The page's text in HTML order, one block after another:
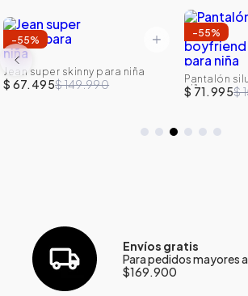
-55%
Jean super skinny para niña
$ 67.495$ 149.990
-55%
Pantalón
niña
$ 71.995$
Envíos gratis
Para pedidos mayores a
$169.900